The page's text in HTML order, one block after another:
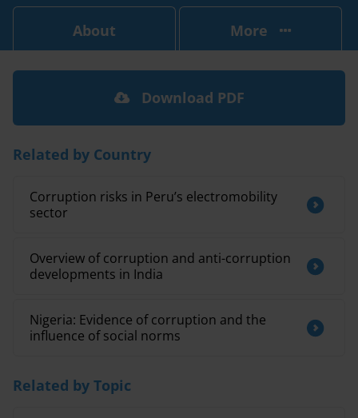
About More
Download PDF
Related by Country
Corruption risks in Peru’s electromobility
sector
Overview of corruption and anti-corruption
developments in India
Nigeria: Evidence of corruption and the
influence of social norms
Related by Topic